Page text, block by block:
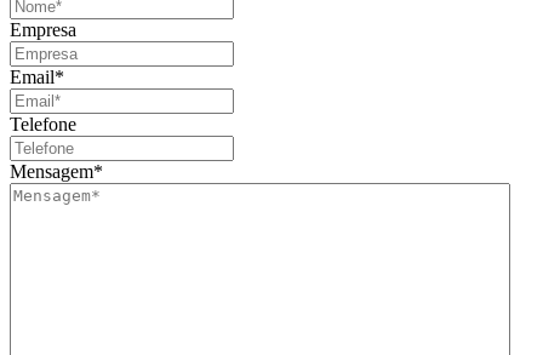
Empresa
Email*
Telefone
Mensagem*